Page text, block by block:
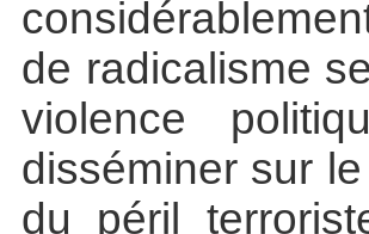
de radicalisme
violence
disséminer sur
du péril